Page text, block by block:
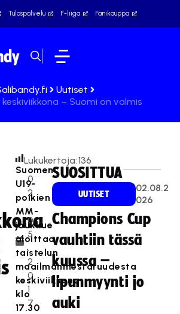
Tulospalvelu F-liiga Fanikauppa
Uutiset
– Suomi on valmis
0
2
.
0
5
.
2
0
1
7
Lukukertoja:136
Suomen
U19-
poikien
MM-
joukkue
aloittaa
taistelun
maailmanmestaruudesta
keskiviikkona
klo
17.30
SUOSITTUA
UUTISET
02.08.2
026
Champions Cup
vauhtiin tässä
kuussa –
lipunmyynti jo
auki